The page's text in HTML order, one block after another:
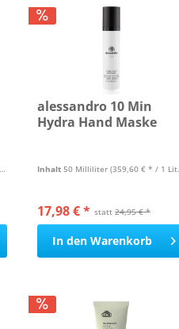
alessandro 10 Min
Hydra Hand Maske
Inhalt 50 Milliliter (359,60 € * / 1 Liter)
statt 24,95 € *
17,98 € *
In den Warenkorb